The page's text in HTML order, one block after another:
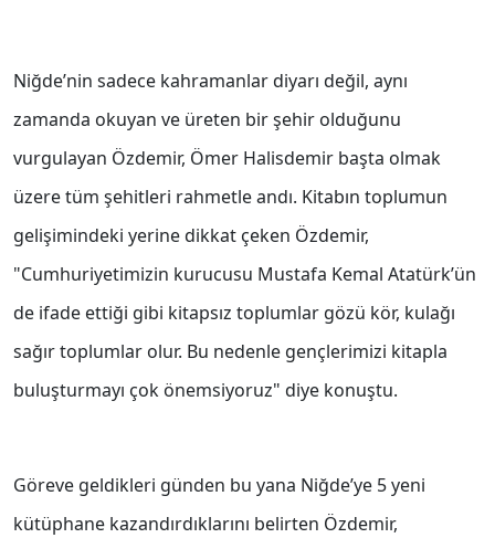
Niğde’nin sadece kahramanlar diyarı değil, aynı
zamanda okuyan ve üreten bir şehir olduğunu
vurgulayan Özdemir, Ömer Halisdemir başta olmak
üzere tüm şehitleri rahmetle andı. Kitabın toplumun
gelişimindeki yerine dikkat çeken Özdemir,
"Cumhuriyetimizin kurucusu Mustafa Kemal Atatürk’ün
de ifade ettiği gibi kitapsız toplumlar gözü kör, kulağı
sağır toplumlar olur. Bu nedenle gençlerimizi kitapla
buluşturmayı çok önemsiyoruz" diye konuştu.
Göreve geldikleri günden bu yana Niğde’ye 5 yeni
kütüphane kazandırdıklarını belirten Özdemir,